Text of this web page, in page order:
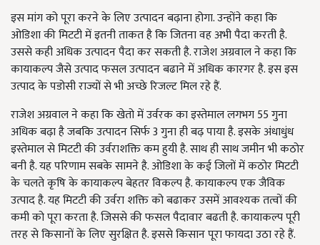
इस मांग को पूरा करने के लिए उत्पादन बढ़ाना होगा. उन्होंने कहा कि
ओडिशा की मिटटी में इतनी ताकत है कि जितना वह अभी पैदा करती है.
उससे कही अधिक उत्पादन पैदा कर सकती है. राजेश अग्रवाल ने कहा कि
कायाकल्प जैसे उत्पाद फसल उत्पादन बढाने में अधिक कारगर है. इस इस
उत्पाद के पडोसी राज्यों से भी अच्छे रिजल्ट मिल रहे हैं.
राजेश अग्रवाल ने कहा कि खेतो में उर्वरक का इस्तेमाल लगभग 55 गुना
अधिक बढ़ा है जबकि उत्पादन सिर्फ 3 गुना ही बढ़ पाया है. इसके अंधाधुंध
इस्तेमाल से मिटटी की उर्वराशक्ति कम हुयी है. साथ ही साथ जमीन भी कठोर
बनी है. यह परिणाम सबके सामने है. ओडिशा के कई जिलों में कठोर मिटटी
के चलते कृषि के कायाकल्प बेहतर विकल्प है. कायाकल्प एक जैविक
उत्पाद है. यह मिटटी की उर्वरा शक्ति को बढाकर उसमें आवश्यक तत्वों की
कमी को पूरा करता है. जिससे की फसल पैदावार बढती है. कायाकल्प पूरी
तरह से किसानों के लिए सुरक्षित है. इससे किसान पूरा फायदा उठा रहे हैं.